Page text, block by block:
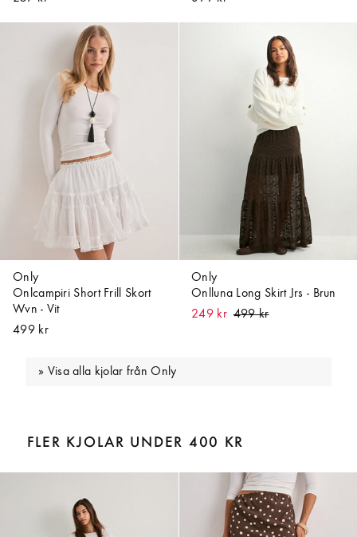
Only
Onlcampiri Short Frill Skort
Wvn - Vit
499 kr
Only
Onlluna Long Skirt Jrs - Brun
249 kr
Visa alla kjolar från Only
FLER KJOLAR UNDER 400 KR